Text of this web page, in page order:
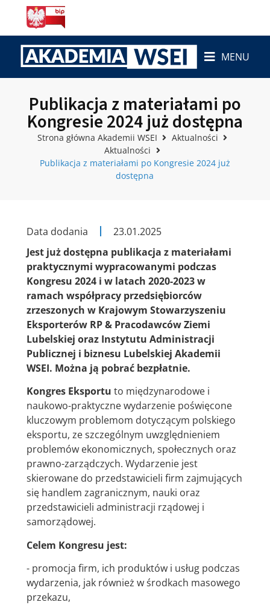
MENU
Publikacja z materiałami po
Kongresie 2024 już dostępna
Strona główna Akademii WSEI
Aktualności
Aktualności
Publikacja z materiałami po Kongresie 2024 już
dostępna
Data dodania
23.01.2025
Jest już dostępna publikacja z materiałami
praktycznymi wypracowanymi podczas
Kongresu 2024 i w latach 2020-2023 w
ramach współpracy przedsiębiorców
zrzeszonych w Krajowym Stowarzyszeniu
Eksporterów RP & Pracodawców Ziemi
Lubelskiej oraz Instytutu Administracji
Publicznej i biznesu Lubelskiej Akademii
WSEI. Można ją pobrać bezpłatnie.
Kongres Eksportu to międzynarodowe i
naukowo-praktyczne wydarzenie poświęcone
kluczowym problemom dotyczącym polskiego
eksportu, ze szczególnym uwzględnieniem
problemów ekonomicznych, społecznych oraz
prawno-zarządczych. Wydarzenie jest
skierowane do przedstawicieli firm zajmujących
się handlem zagranicznym, nauki oraz
przedstawicieli administracji rządowej i
samorządowej.
Celem Kongresu jest:
- promocja firm, ich produktów i usług podczas
wydarzenia, jak również w środkach masowego
przekazu,